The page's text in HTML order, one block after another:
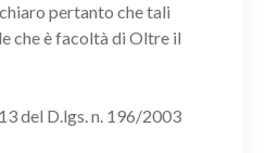
pertanto che tali
che è facoltà di Oltre il
del D.lgs. n. 196/2003